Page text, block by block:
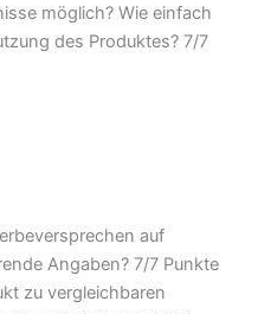
möglich? Wie einfach
des Produktes? 7/7
auf
Angaben? 7/7 Punkte
zu vergleichbaren